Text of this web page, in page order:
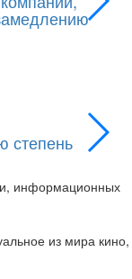
степень
информационных
из мира кино,